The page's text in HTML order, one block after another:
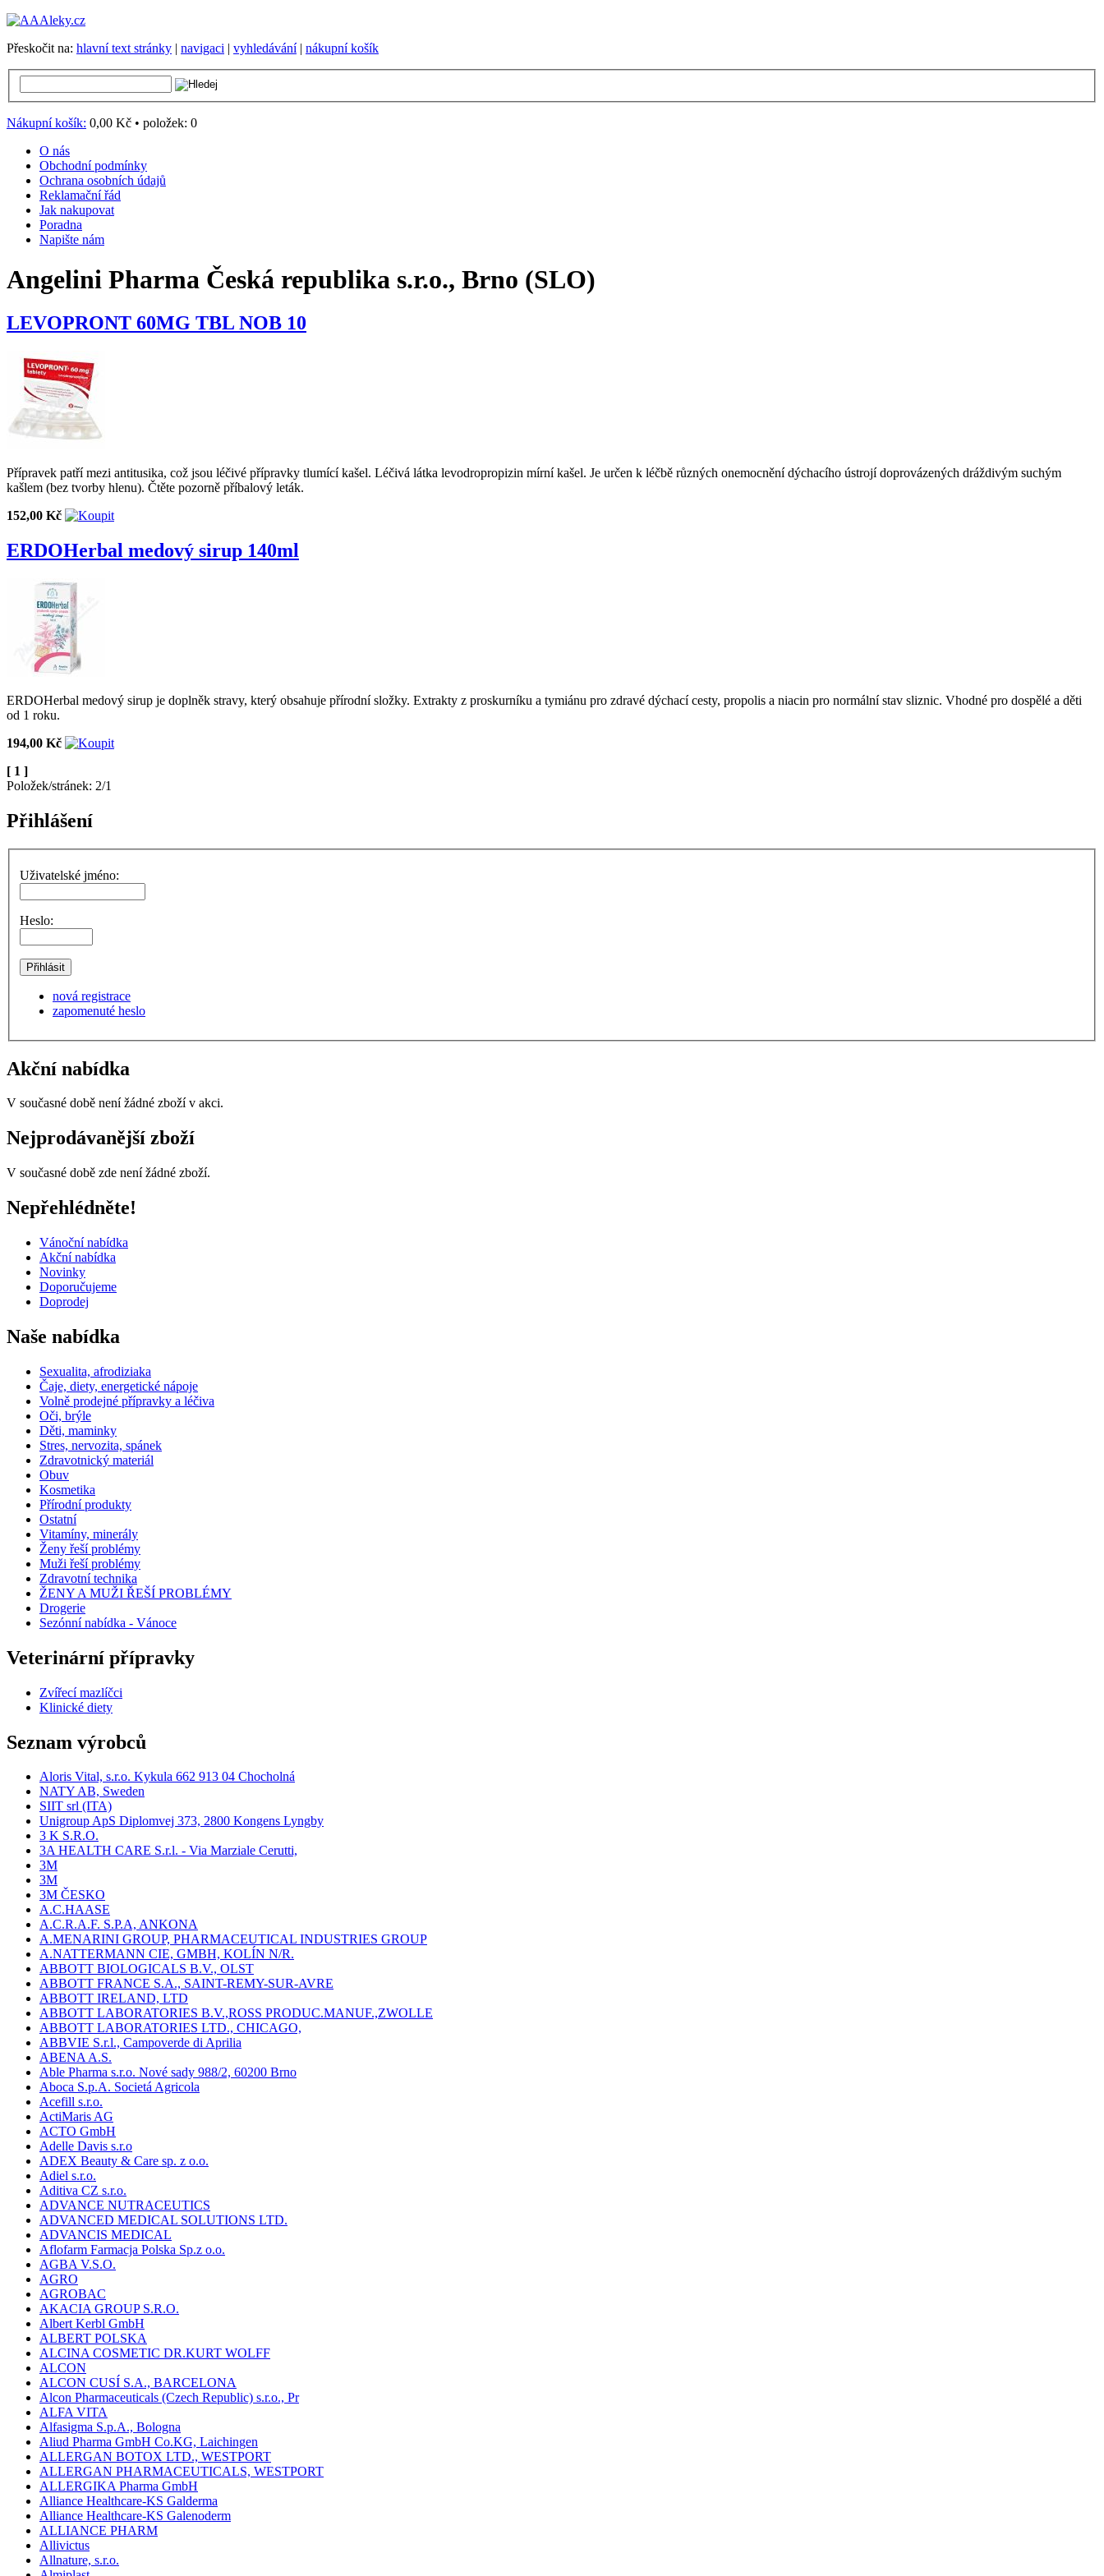
Přeskočit na: hlavní text stránky | navigaci | vyhledávání| nákupní košík
Nákupní košík: 0,00 Kč • položek: 0
O nás
Obchodní podmínky
Ochrana osobních údajů
Reklamační řád
Jak nakupovat
Poradna
Napište nám
Angelini Pharma Česká republika s.r.o., Brno (SLO)
LEVOPRONT 60MG TBL NOB 10
Přípravek patří mezi antitusika, což jsou léčivé přípravky tlumící kašel. Léčivá látka levodropropizin mírní kašel. Je určen k léčbě různých onemocnění dýchacího ústrojí doprovázených dráždivým suchým
kašlem (bez tvorby hlenu). Čtěte pozorně příbalový leták.
152,00 Kč
ERDOHerbal medový sirup 140ml
ERDOHerbal medový sirup je doplněk stravy, který obsahuje přírodní složky. Extrakty z proskurníku a tymiánu pro zdravé dýchací cesty, propolis a niacin pro normální stav sliznic. Vhodné pro dospělé a děti
od 1 roku.
194,00 Kč
[ 1 ]
Položek/stránek: 2/1
Přihlášení
Uživatelské jméno:
Heslo:
nová registrace
zapomenuté heslo
Akční nabídka
V současné době není žádné zboží v akci.
Nejprodávanější zboží
V současné době zde není žádné zboží.
Nepřehlédněte!
Vánoční nabídka
Akční nabídka
Novinky
Doporučujeme
Doprodej
Naše nabídka
Sexualita, afrodiziaka
Čaje, diety, energetické nápoje
Volně prodejné přípravky a léčiva
Oči, brýle
Děti, maminky
Stres, nervozita, spánek
Zdravotnický materiál
Obuv
Kosmetika
Přírodní produkty
Ostatní
Vitamíny, minerály
Ženy řeší problémy
Muži řeší problémy
Zdravotní technika
ŽENY A MUŽI ŘEŠÍ PROBLÉMY
Drogerie
Sezónní nabídka - Vánoce
Veterinární přípravky
Zvířecí mazlíčci
Klinické diety
Seznam výrobců
Aloris Vital, s.r.o. Kykula 662 913 04 Chocholná
NATY AB, Sweden
SIIT srl (ITA)
Unigroup ApS Diplomvej 373, 2800 Kongens Lyngby
3 K S.R.O.
3A HEALTH CARE S.r.l. - Via Marziale Cerutti,
3M
3M
3M ČESKO
A.C.HAASE
A.C.R.A.F. S.P.A, ANKONA
A.MENARINI GROUP, PHARMACEUTICAL INDUSTRIES GROUP
A.NATTERMANN CIE, GMBH, KOLÍN N/R.
ABBOTT BIOLOGICALS B.V., OLST
ABBOTT FRANCE S.A., SAINT-REMY-SUR-AVRE
ABBOTT IRELAND, LTD
ABBOTT LABORATORIES B.V.,ROSS PRODUC.MANUF.,ZWOLLE
ABBOTT LABORATORIES LTD., CHICAGO,
ABBVIE S.r.l., Campoverde di Aprilia
ABENA A.S.
Able Pharma s.r.o. Nové sady 988/2, 60200 Brno
Aboca S.p.A. Societá Agricola
Acefill s.r.o.
ActiMaris AG
ACTO GmbH
Adelle Davis s.r.o
ADEX Beauty & Care sp. z o.o.
Adiel s.r.o.
Aditiva CZ s.r.o.
ADVANCE NUTRACEUTICS
ADVANCED MEDICAL SOLUTIONS LTD.
ADVANCIS MEDICAL
Aflofarm Farmacja Polska Sp.z o.o.
AGBA V.S.O.
AGRO
AGROBAC
AKACIA GROUP S.R.O.
Albert Kerbl GmbH
ALBERT POLSKA
ALCINA COSMETIC DR.KURT WOLFF
ALCON
ALCON CUSÍ S.A., BARCELONA
Alcon Pharmaceuticals (Czech Republic) s.r.o., Pr
ALFA VITA
Alfasigma S.p.A., Bologna
Aliud Pharma GmbH Co.KG, Laichingen
ALLERGAN BOTOX LTD., WESTPORT
ALLERGAN PHARMACEUTICALS, WESTPORT
ALLERGIKA Pharma GmbH
Alliance Healthcare-KS Galderma
Alliance Healthcare-KS Galenoderm
ALLIANCE PHARM
Allivictus
Allnature, s.r.o.